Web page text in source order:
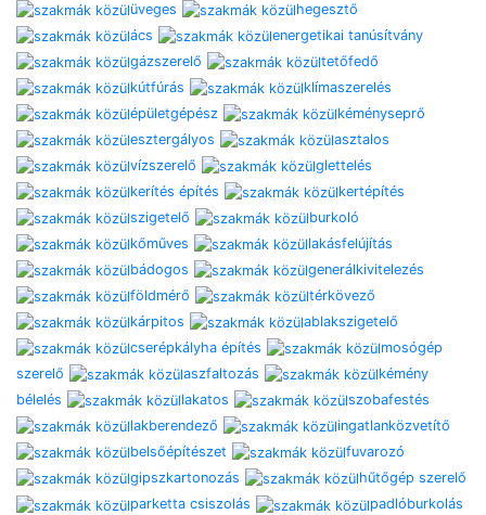
üveges
hegesztő
ács
energetikai tanúsítvány
gázszerelő
tetőfedő
kútfúrás
klímaszerelés
épületgépész
kéményseprő
esztergályos
asztalos
vízszerelő
glettelés
kerítés építés
kertépítés
szigetelő
burkoló
kőműves
lakásfelújítás
bádogos
generálkivitelezés
földmérő
térkövező
kárpitos
ablakszigetelő
cserépkályha építés
mosógép
szerelő
aszfaltozás
kémény
bélelés
lakatos
szobafestés
lakberendező
ingatlanközvetítő
belsőépítészet
fuvarozó
gipszkartonozás
hűtőgép szerelő
parketta csiszolás
padlóburkolás